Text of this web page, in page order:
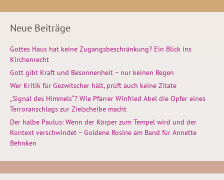
Neue Beiträge
Gottes Haus hat keine Zugangsbeschränkung? Ein Blick ins
Kirchenrecht
Gott gibt Kraft und Besonnenheit – nur keinen Regen
Wer Kritik für Gezwitscher hält, prüft auch keine Zitate
„Signal des Himmels“? Wie Pfarrer Winfried Abel die Opfer eines
Terroranschlags zur Zielscheibe macht
Der halbe Paulus: Wenn der Körper zum Tempel wird und der
Kontext verschwindet – Goldene Rosine am Band für Annette
Behnken